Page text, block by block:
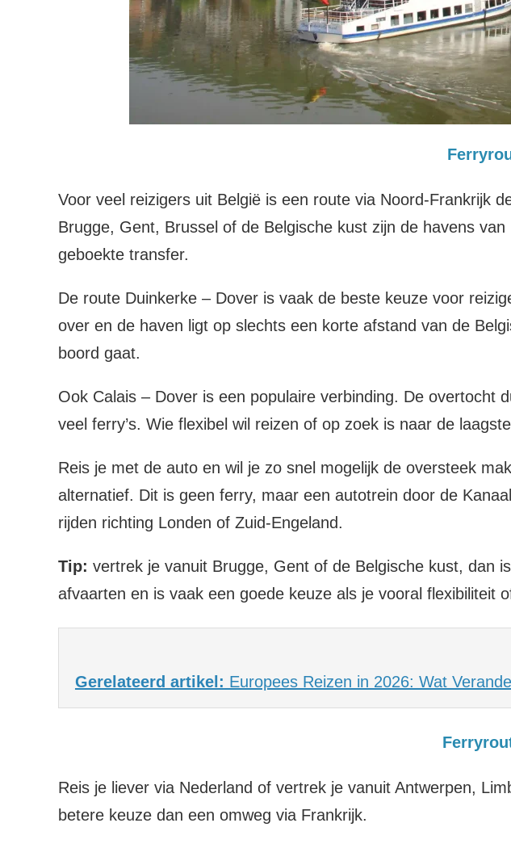
Voor veel reizigers uit België is een route via Noord-Frankrijk
Brugge, Gent, Brussel of de Belgische kust zijn de havens
geboekte transfer.
De route Duinkerke – Dover is vaak de beste keuze voor
over en de haven ligt op slechts een korte afstand van de
boord gaat.
Ook Calais – Dover is een populaire verbinding. De
veel ferry’s. Wie flexibel wil reizen of op zoek is naar de
Reis je met de auto en wil je zo snel mogelijk de oversteek
alternatief. Dit is geen ferry, maar een autotrein door de
rijden richting Londen of Zuid-Engeland.
Tip: vertrek je vanuit Brugge, Gent of de Belgische kust, dan
afvaarten en is vaak een goede keuze als je vooral flexibiliteit
Gerelateerd artikel: Europees Reizen in 2026: Wat
Reis je liever via Nederland of vertrek je vanuit Antwerpen,
betere keuze dan een omweg via Frankrijk.